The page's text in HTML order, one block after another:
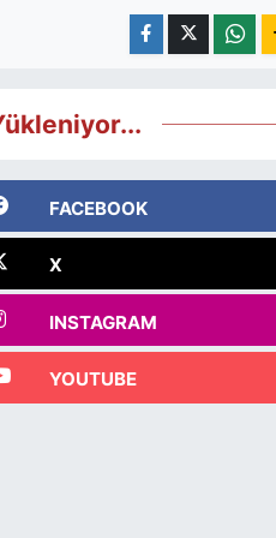
FACEBOOK
X
INSTAGRAM
YOUTUBE